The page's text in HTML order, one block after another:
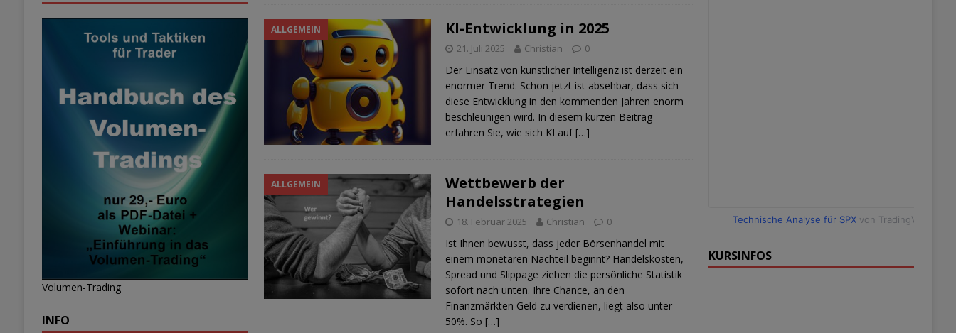
ALLGEMEIN KI-Entwicklung in 2025
21. Juli 2025 Christian 0
Der Einsatz von künstlicher Intelligenz ist derzeit ein
enormer Trend. Schon jetzt ist absehbar, dass sich
diese Entwicklung in den kommenden Jahren enorm
beschleunigen wird. In diesem kurzen Beitrag
erfahren Sie, wie sich KI auf […]
ALLGEMEIN
Wettbewerb der
Handelsstrategien
18. Februar 2025 Christian 0
Ist Ihnen bewusst, dass jeder Börsenhandel mit
einem monetären Nachteil beginnt? Handelskosten,
Spread und Slippage ziehen die persönliche Statistik
sofort nach unten. Ihre Chance, an den
Finanzmärkten Geld zu verdienen, liegt also unter
50%. So […]
Volumen-Trading
INFO
Technische Analyse für SPXvon TradingView
KURSINFOS